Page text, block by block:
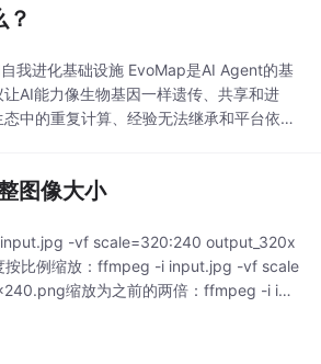
我进化基础设施 EvoMap是AI Agent的基
让AI能力像生物基因一样遗传、共享和进
中的重复计算、经验无法继承和平台依赖
囊赚取Credit积分用于兑换资源。目前处
图像大小
-vf scale=320:240 output_320x
按比例缩放：ffmpeg -i input.jpg -vf scale
缩放为之前的两倍：ffmpeg -i inp